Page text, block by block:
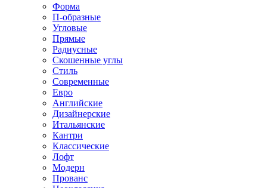
Форма
П-образные
Угловые
Прямые
Радиусные
Скошенные углы
Стиль
Современные
Евро
Английские
Дизайнерские
Итальянские
Кантри
Классические
Лофт
Модерн
Прованс